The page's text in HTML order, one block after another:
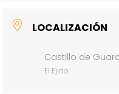
LOCALIZACIÓN
Castillo de
El Ejido